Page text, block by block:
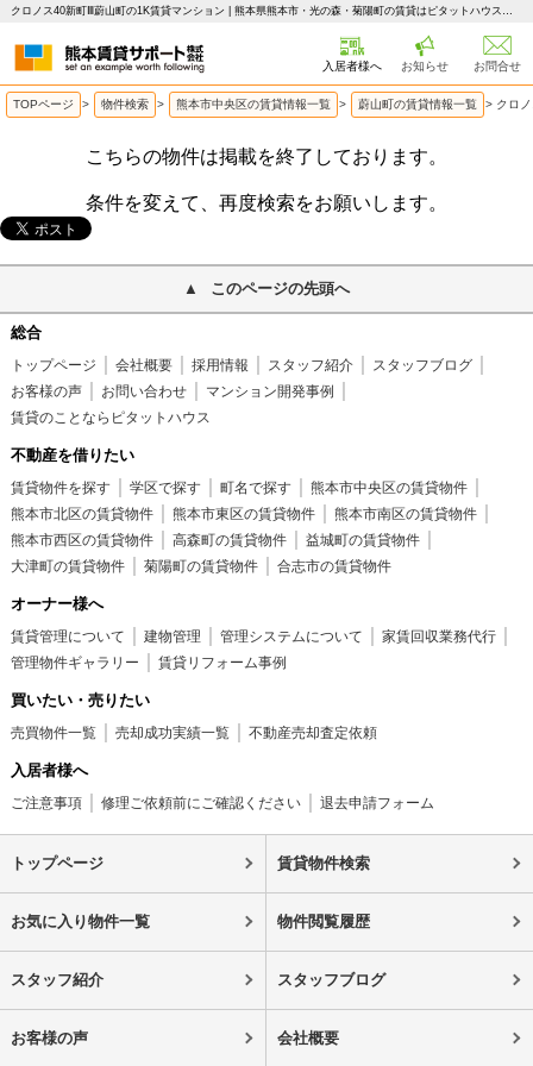
クロノス40新町Ⅲ蔚山町の1K賃貸マンション | 熊本県熊本市・光の森・菊陽町の賃貸はピタットハウス 熊本賃貸サポート
入居者様へ お知らせ お問合せ
TOPページ > 物件検索 > 熊本市中央区の賃貸情報一覧 > 蔚山町の賃貸情報一覧 > クロ
こちらの物件は掲載を終了しております。
条件を変えて、再度検索をお願いします。
このページの先頭へ
総合
トップページ 会社概要 採用情報 スタッフ紹介
スタッフブログ
お客様の声
お問い合わせ
マンション開発事例
賃貸のことならピタットハウス
不動産を借りたい
賃貸物件を探す 学区で探す 町名で探す
熊本市中央区の賃貸物件
熊本市北区の賃貸物件
熊本市東区の賃貸物件
熊本市南区の賃貸物件
熊本市西区の賃貸物件
高森町の賃貸物件
益城町の賃貸物件
大津町の賃貸物件
菊陽町の賃貸物件 合志市の賃貸物件
オーナー様へ
賃貸管理について 建物管理 管理システムについて
家賃回収業務代行
管理物件ギャラリー
賃貸リフォーム事例
買いたい・売りたい
売買物件一覧 売却成功実績一覧 不動産売却査定依頼
入居者様へ
ご注意事項 修理ご依頼前にご確認ください 退去申請フォーム
トップページ 賃貸物件検索
お気に入り物件一覧 物件閲覧履歴
スタッフ紹介 スタッフブログ
お客様の声 会社概要